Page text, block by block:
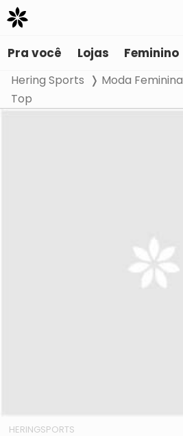
Pra você Lojas Feminino
Hering Sports Moda Feminina
Top
HERINGSPORTS